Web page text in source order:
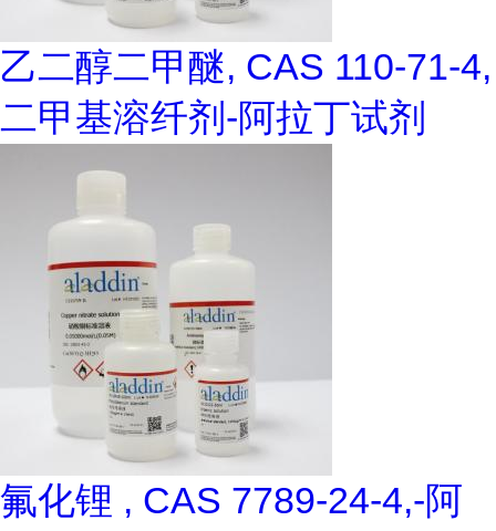
乙二醇二甲醚, CAS 110-71-4,
二甲基溶纤剂-阿拉丁试剂
氟化锂 , CAS 7789-24-4,-阿